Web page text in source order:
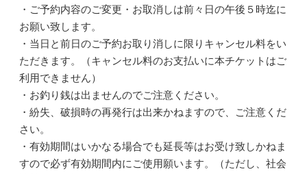
・ご予約内容のご変更・お取消しは前々日の午後５時迄に
お願い致します。
・当日と前日のご予約お取り消しに限りキャンセル料をい
ただきます。（キャンセル料のお支払いに本チケットはご
利用できません）
・お釣り銭は出ませんのでご注意ください。
・紛失、破損時の再発行は出来かねますので、ご注意くだ
さい。
・有効期間はいかなる場合でも延長等はお受け致しかねま
すので必ず有効期間内にご使用願います。（ただし、社会